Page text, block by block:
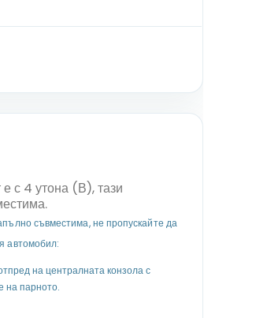
с 4 утона (В), тази
съвместима, не пропускайте да
автомобил:
на централната конзола с
на парното.